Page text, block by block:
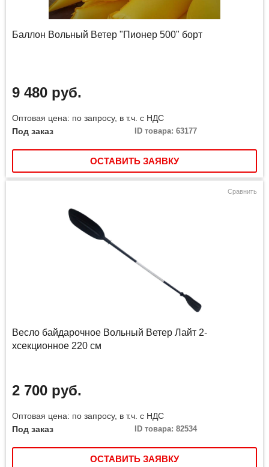
Баллон Вольный Ветер "Пионер 500" борт
9 480 руб.
Оптовая цена: по запросу, в т.ч. с НДС
Под заказ
ID товара: 63177
ОСТАВИТЬ ЗАЯВКУ
Сравнить
Весло байдарочное Вольный Ветер Лайт 2-
хсекционное 220 см
2 700 руб.
Оптовая цена: по запросу, в т.ч. с НДС
Под заказ
ID товара: 82534
ОСТАВИТЬ ЗАЯВКУ